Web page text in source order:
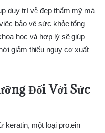
duy trì vẻ đẹp thẩm mỹ mà
bảo vệ sức khỏe tổng
học và hợp lý sẽ giúp
giảm thiểu nguy cơ xuất
Đối Với Sức
keratin, một loại protein